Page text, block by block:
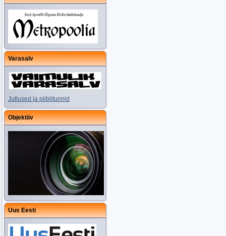
Varasalv
Jutlused ja piiblitunnid
Objektiiv
Uus Eesti